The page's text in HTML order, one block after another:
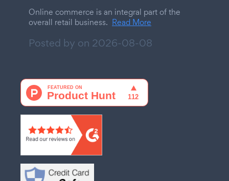
Online commerce is an integral part of the
overall retail business. Read More
Posted by on 2026-08-08